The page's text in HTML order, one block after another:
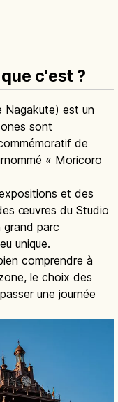
c'est ?
Nagakute) est un
sont
de
« Moricoro
et des
œuvres du Studio
grand parc
unique.
comprendre à
le choix des
une journée